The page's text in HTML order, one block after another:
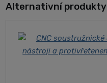
Alternativní produkty